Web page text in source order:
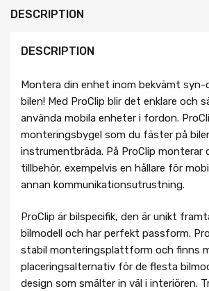
DESCRIPTION
DESCRIPTION
Montera din enhet inom bekvämt syn-
bilen! Med ProClip blir det enklare och
använda mobila enheter i fordon.
monteringsbygel som du fäster på
instrumentbräda. På ProClip monterar
tillbehör, exempelvis en hållare för
annan kommunikationsutrustning.
ProClip är bilspecifik, den är unikt
bilmodell och har perfekt passform.
stabil monteringsplattform och finns
placeringsalternativ för de flesta
design som smälter in väl i interiören.